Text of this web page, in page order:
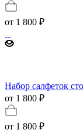
от 1 800 ₽
Набор салфеток
от 1 800 ₽
от 1 800 ₽